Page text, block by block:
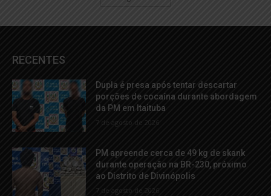
RECENTES
Dupla é presa após tentar descartar
porções de cocaína durante abordagem
da PM em Itaituba
7 de agosto de 2026
PM apreende cerca de 49 kg de skank
durante operação na BR-230, próximo
ao Distrito de Divinópolis
7 de agosto de 2026